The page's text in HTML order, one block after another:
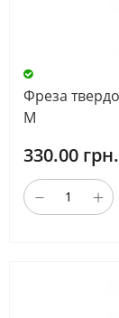
Фреза
М
330.00 грн.